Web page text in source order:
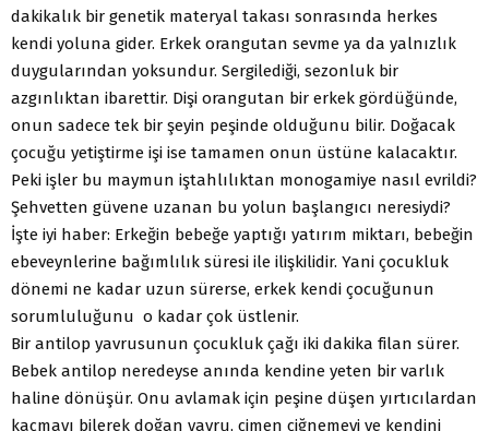
dakikalık bir genetik materyal takası sonrasında herkes
kendi yoluna gider. Erkek orangutan sevme ya da yalnızlık
duygularından yoksundur. Sergilediği, sezonluk bir
azgınlıktan ibarettir. Dişi orangutan bir erkek gördüğünde,
onun sadece tek bir şeyin peşinde olduğunu bilir. Doğacak
çocuğu yetiştirme işi ise tamamen onun üstüne kalacaktır.
Peki işler bu maymun iştahlılıktan monogamiye nasıl evrildi?
Şehvetten güvene uzanan bu yolun başlangıcı neresiydi?
İşte iyi haber: Erkeğin bebeğe yaptığı yatırım miktarı, bebeğin
ebeveynlerine bağımlılık süresi ile ilişkilidir. Yani çocukluk
dönemi ne kadar uzun sürerse, erkek kendi çocuğunun
sorumluluğunu o kadar çok üstlenir.
Bir antilop yavrusunun çocukluk çağı iki dakika filan sürer.
Bebek antilop neredeyse anında kendine yeten bir varlık
haline dönüşür. Onu avlamak için peşine düşen yırtıcılardan
kaçmayı bilerek doğan yavru, çimen çiğnemeyi ve kendini